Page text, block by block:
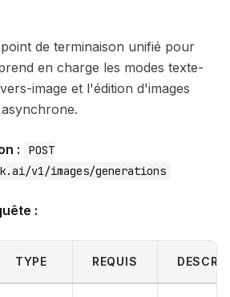
de terminaison unifié pour
en charge les modes texte-
image et l'édition d'images
:
POST
v1/images/generations
:
TYPE REQUIS